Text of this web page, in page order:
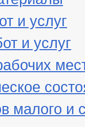
и услуг
и услуг
малого и